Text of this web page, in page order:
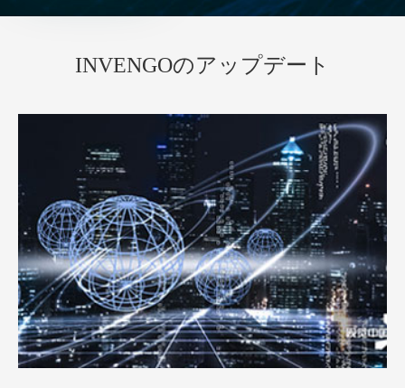
INVENGOのアップデート